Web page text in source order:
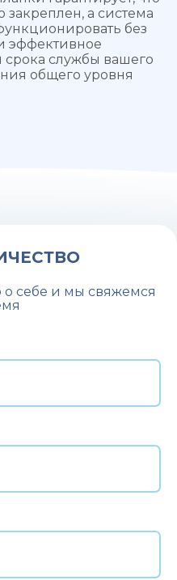
а система
без
эффективное
службы вашего
общего уровня
себе и мы свяжемся